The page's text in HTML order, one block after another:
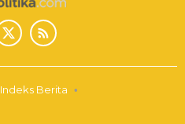
Indeks Berita